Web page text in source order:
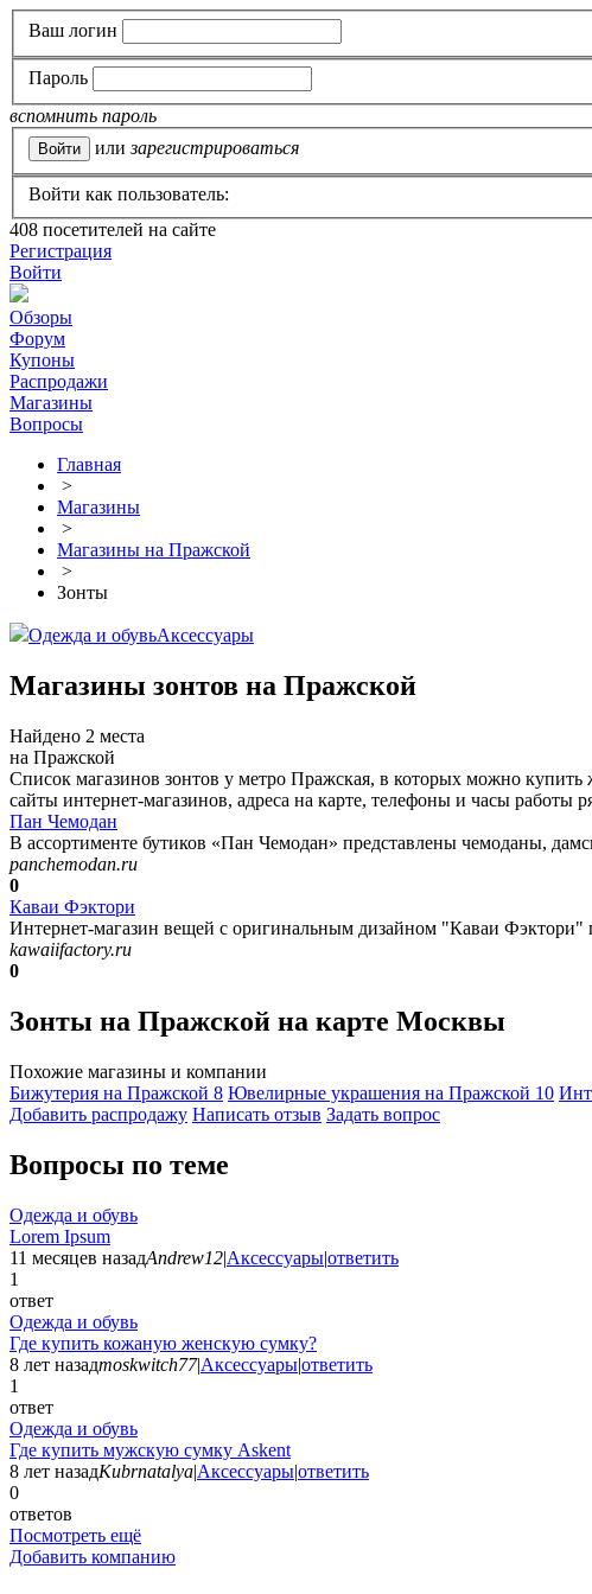
Ваш логин
Пароль
вспомнить пароль
или зарегистрироваться
Войти как пользователь:
408 посетителей на сайте
Регистрация
Войти
Обзоры
Форум
Купоны
Распродажи
Магазины
Вопросы
Главная
>
Магазины
>
Магазины на Пражской
>
Зонты
Одежда и обувьАксессуары
Магазины зонтов на Пражской
Найдено 2 места
на Пражской
Список магазинов зонтов у метро Пражская, в которых можно
сайты интернет-магазинов, адреса на карте, телефоны и часы работы
Пан Чемодан
В ассортименте бутиков «Пан Чемодан» представлены чемоданы,
panchemodan.ru
0
Каваи Фэктори
Интернет-магазин вещей с оригинальным дизайном "Каваи Фэктори"
kawaiifactory.ru
0
Зонты на Пражской на карте Москвы
Похожие магазины и компании
Бижутерия на Пражской 8 Ювелирные украшения на Пражской 10
Добавить раcпродажу Написать отзыв Задать вопрос
Вопросы по теме
Одежда и обувь
Lorem Ipsum
11 месяцев назадAndrew12|Аксессуары|ответить
1
ответ
Одежда и обувь
Где купить кожаную женскую сумку?
8 лет назадmoskwitch77|Аксессуары|ответить
1
ответ
Одежда и обувь
Где купить мужскую сумку Askent
8 лет назадKubrnatalya|Аксессуары|ответить
0
ответов
Посмотреть ещё
Добавить компанию